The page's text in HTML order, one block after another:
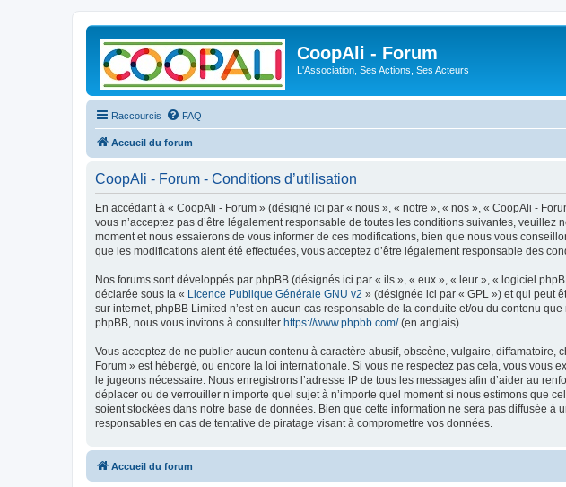
CoopAli - Forum
L'Association, Ses Actions, Ses Acteurs
Raccourcis FAQ
Accueil du forum
CoopAli - Forum - Conditions d’utilisation
En accédant à « CoopAli - Forum » (désigné ici par « nous », « notre », « nos », « CoopAli -
vous n’acceptez pas d’être légalement responsable de toutes les conditions suivantes,
moment et nous essaierons de vous informer de ces modifications, bien que nous vous
que les modifications aient été effectuées, vous acceptez d’être légalement responsable des
Nos forums sont développés par phpBB (désignés ici par « ils », « eux », « leur », « logiciel
déclarée sous la « Licence Publique Générale GNU v2 » (désignée ici par « GPL ») et qui peut
sur internet, phpBB Limited n’est en aucun cas responsable de la conduite et/ou du contenu
phpBB, nous vous invitons à consulter https://www.phpbb.com/(en anglais).
Vous acceptez de ne publier aucun contenu à caractère abusif, obscène, vulgaire,
Forum » est hébergé, ou encore la loi internationale. Si vous ne respectez pas cela, vous vous
le jugeons nécessaire. Nous enregistrons l’adresse IP de tous les messages afin d’aider au
déplacer ou de verrouiller n’importe quel sujet à n’importe quel moment si nous estimons que
soient stockées dans notre base de données. Bien que cette information ne sera pas diffusée
responsables en cas de tentative de piratage visant à compromettre vos données.
Accueil du forum